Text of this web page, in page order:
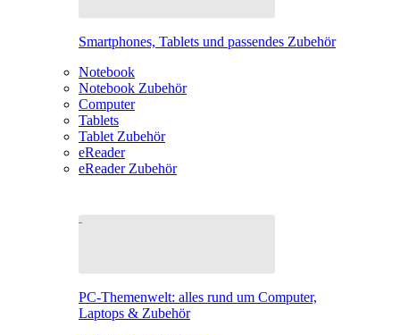
Smartphones, Tablets und passendes Zubehör
Notebook
Notebook Zubehör
Computer
Tablets
Tablet Zubehör
eReader
eReader Zubehör
PC-Themenwelt: alles rund um Computer,
Laptops & Zubehör